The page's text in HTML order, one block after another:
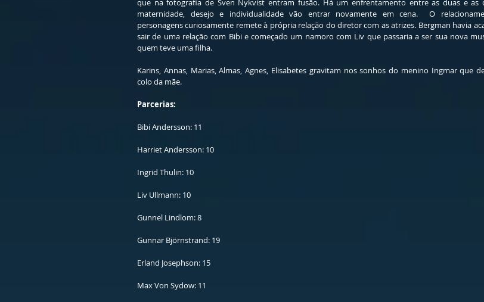
que na fotografia de Sven Nykvist entram fusão. Há um enfrentamento entre as duas e as
maternidade, desejo e individualidade vão entrar novamente em cena.  O
personagens curiosamente remete à própria relação do diretor com as atrizes. Bergman havia
sair de uma relação com Bibi e começado um namoro com Liv que passaria a ser sua nova
quem teve uma filha.
Karins, Annas, Marias, Almas, Agnes, Elisabetes gravitam nos sonhos do menino Ingmar que
colo da mãe.
Parcerias:
Bibi Andersson: 11
Harriet Andersson: 10
Ingrid Thulin: 10
Liv Ullmann: 10
Gunnel Lindlom: 8
Gunnar Björnstrand: 19
Erland Josephson: 15
Max Von Sydow: 11